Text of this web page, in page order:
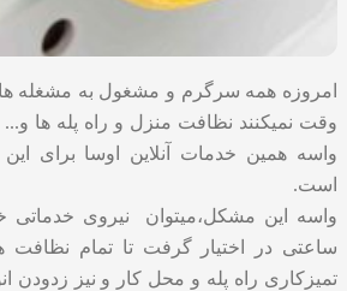
امروزه همه سرگرم و مشغول به مشغله
وقت نمیکنند نظافت منزل و راه پله ها
واسه همین خدمات آنلاین اوسا برای این
است.
واسه این مشکل،میتوان نیروی خدماتی
ساعتی در اختیار گرفت تا تمام
تمیزکاری راه پله و محل کار و نیز زدودن